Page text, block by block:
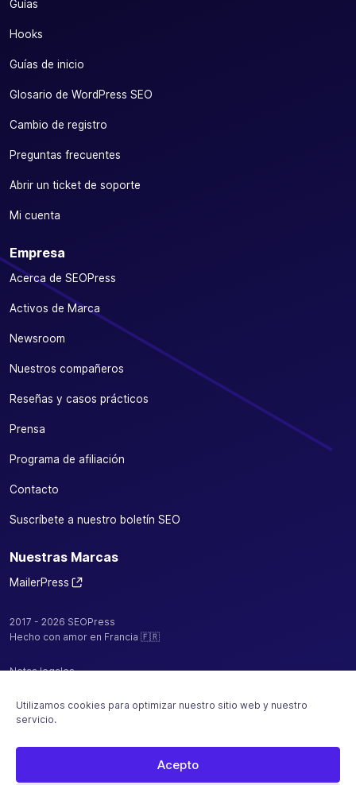
Utilizamos cookies para optimizar nuestro sitio web y nuestro
servicio.
Acepto
Guías
Hooks
Guías de inicio
Glosario de WordPress SEO
Cambio de registro
Preguntas frecuentes
Abrir un ticket de soporte
Mi cuenta
Empresa
Acerca de SEOPress
Activos de Marca
Newsroom
Nuestros compañeros
Reseñas y casos prácticos
Prensa
Programa de afiliación
Contacto
Suscríbete a nuestro boletín SEO
Nuestras Marcas
MailerPress
2017 - 2026 SEOPress
Hecho con amor en Francia 🇫🇷
Notas legales
CGV